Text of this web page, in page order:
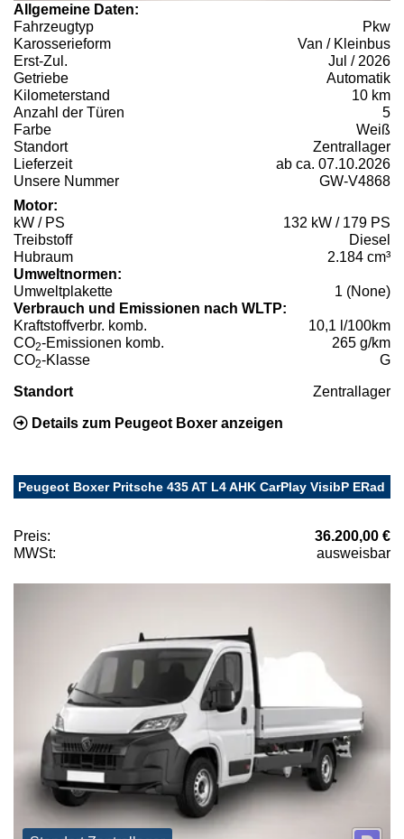
Allgemeine Daten:
Fahrzeugtyp
Pkw
Karosserieform
Van / Kleinbus
Erst-Zul.
Jul / 2026
Getriebe
Automatik
Kilometerstand
10 km
Anzahl der Türen
5
Farbe
Weiß
Standort
Zentrallager
Lieferzeit
ab ca. 07.10.2026
Unsere Nummer
GW-V4868
Motor:
kW / PS
132 kW / 179 PS
Treibstoff
Diesel
Hubraum
2.184 cm³
Umweltnormen:
Umweltplakette
1 (None)
Verbrauch und Emissionen nach WLTP:
Kraftstoffverbr. komb.
10,1 l/100km
CO2-Emissionen komb.
265 g/km
CO2-Klasse G
Standort Zentrallager
Details zum Peugeot Boxer anzeigen
Peugeot Boxer Pritsche 435 AT L4 AHK CarPlay VisibP ERad
Preis:
36.200,00 €
MWSt:
ausweisbar